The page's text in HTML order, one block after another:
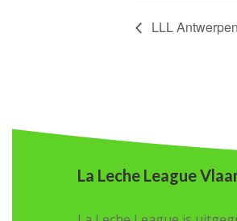
LLL
La Leche League